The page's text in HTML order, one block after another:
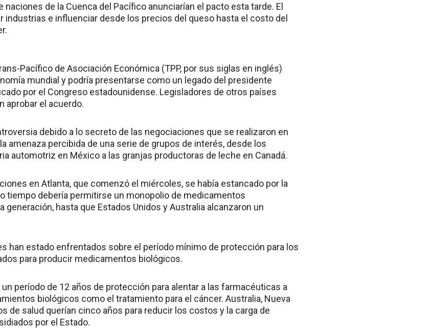
naciones de la Cuenca del Pacífico anunciarían el pacto esta tarde. El
industrias e influenciar desde los precios del queso hasta el costo del
Pacífico de Asociación Económica (TPP, por sus siglas en inglés)
mundial y podría presentarse como un legado del presidente
por el Congreso estadounidense. Legisladores de otros países
aprobar el acuerdo.
debido a lo secreto de las negociaciones que se realizaron en
amenaza percibida de una serie de grupos de interés, desde los
automotriz en México a las granjas productoras de leche en Canadá.
en Atlanta, que comenzó el miércoles, se había estancado por la
tiempo debería permitirse un monopolio de medicamentos
generación, hasta que Estados Unidos y Australia alcanzaron un
han estado enfrentados sobre el período mínimo de protección para los
para producir medicamentos biológicos.
período de 12 años de protección para alentar a las farmacéuticas a
biológicos como el tratamiento para el cáncer. Australia, Nueva
de salud querían cinco años para reducir los costos y la carga de
por el Estado.